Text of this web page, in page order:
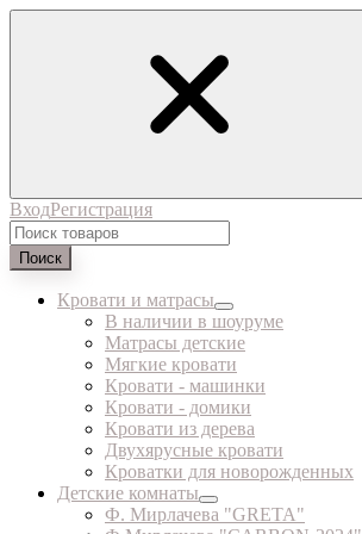
ВходРегистрация
Поиск
Кровати и матрасы
В наличии в шоуруме
Матрасы детские
Мягкие кровати
Кровати - машинки
Кровати - домики
Кровати из дерева
Двухярусные кровати
Кроватки для новорожденных
Детские комнаты
Ф. Мирлачева "GRETA"